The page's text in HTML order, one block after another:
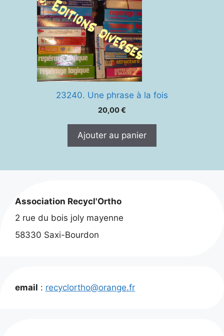
23240. Une phrase à la fois
20,00€
Ajouter au panier
Association Recycl'Ortho
2 rue du bois joly mayenne
58330 Saxi-Bourdon
email : recyclortho@orange.fr